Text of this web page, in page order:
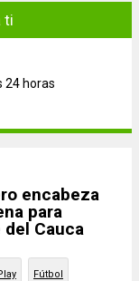
ti
24 horas
encabeza
para
Cauca
Fútbol